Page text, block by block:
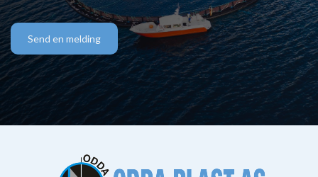
Send en melding